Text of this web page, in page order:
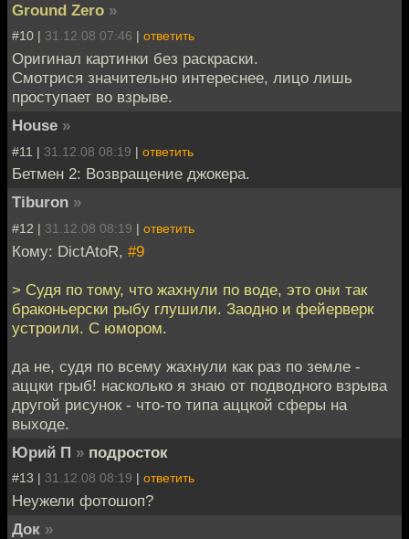
Ground Zero »
#10 | 31.12.08 07:46 | ответить
Оригинал картинки без раскраски.
Смотрися значительно интереснее, лицо лишь
проступает во взрыве.
House »
#11 | 31.12.08 08:19 | ответить
Бетмен 2: Возвращение джокера.
Tiburon »
#12 | 31.12.08 08:19 | ответить
Кому: DictAtoR, #9
> Судя по тому, что жахнули по воде, это они так
браконьерски рыбу глушили. Заодно и фейерверк
устроили. С юмором.
да не, судя по всему жахнули как раз по земле -
аццки грыб! насколько я знаю от подводного взрыва
другой рисунок - что-то типа аццкой сферы на
выходе.
Юрий П » подросток
#13 | 31.12.08 08:19 | ответить
Неужели фотошоп?
Док »